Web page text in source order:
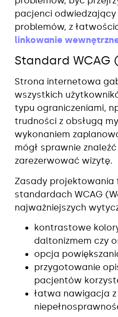
pacjenci
problemów, z
linkowanie
Standard WCAG
Strona internetowa
wszystkich
typu ograniczeniami,
trudności z obsługą
wykonaniem
mógł sprawnie
zarezerwować wizytę.
Zasady projektowania
standardach WCAG
najważniejszych
kontrastowe
daltonizmem czy
opcja
przygotowanie
pacjentów
łatwa nawigacja